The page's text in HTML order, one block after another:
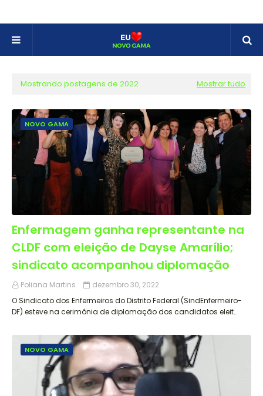
Mostrando postagens de 2022 Mostrar tudo
NOVO GAMA
Enfermagem ganha representante na
CLDF com eleição de Dayse Amarílio;
sindicato acompanhou diplomação
Poliana Martins
dezembro 30, 2022
O Sindicato dos Enfermeiros do Distrito Federal (SindEnfermeiro-
DF) esteve na cerimônia de diplomação dos candidatos eleit…
NOVO GAMA